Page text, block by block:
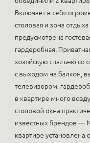
Включает в себя
столовая и зона
предусмотрена
гардеробная.
хозяйскую спальню со
с выходом на балкон,
телевизором,
в квартире много
столовой окна
известных брендов —
квартире установлена